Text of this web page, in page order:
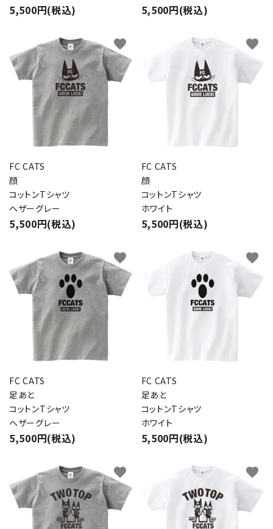
5,500円(税込) 5,500円(税込)
FC CATS
顔
コットンTシャツ
ヘザーグレー
5,500円(税込)
favorite
FC CATS
顔
コットンTシャツ
ホワイト
5,500円(税込)
favorite
FC CATS
足あと
コットンTシャツ
ヘザーグレー
5,500円(税込)
favorite
FC CATS
足あと
コットンTシャツ
ホワイト
5,500円(税込)
favorite
favorite favorite